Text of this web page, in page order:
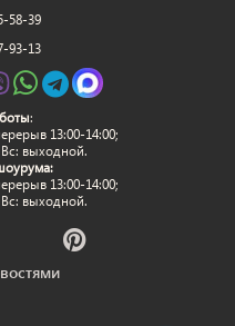
58-39
93-13
:
13:00-14:00;
Вс: выходной.
13:00-14:00;
Вс: выходной.